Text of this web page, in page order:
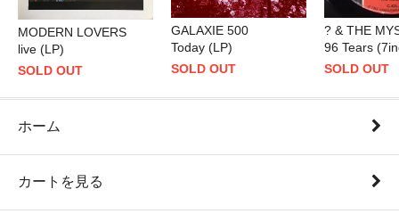
MODERN LOVERS
live (LP)
SOLD OUT
GALAXIE 500
Today (LP)
SOLD OUT
? & THE
96 Tears
SOLD OUT
ホーム
カートを見る